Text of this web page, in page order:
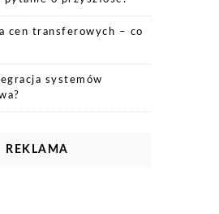
cen transferowych – co
systemów
REKLAMA